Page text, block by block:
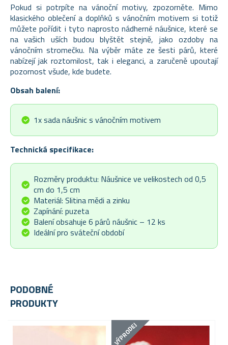
Pokud si potrpíte na vánoční motivy, zpozorněte. Mimo
klasického oblečení a doplňků s vánočním motivem si totiž
můžete pořídit i tyto naprosto nádherné náušnice, které se
na vašich uších budou blyštět stejně, jako ozdoby na
vánočním stromečku. Na výběr máte ze šesti párů, které
nabízejí jak roztomilost, tak i eleganci, a zaručeně upoutají
pozornost všude, kde budete.
Obsah balení:
1x sada náušnic s vánočním motivem
Technická specifikace:
Rozměry produktu: Náušnice ve velikostech od 0,5
cm do 1,5 cm
Materiál: Slitina mědi a zinku
Zapínání: puzeta
Balení obsahuje 6 párů náušnic – 12 ks
Ideální pro sváteční období
PODOBNÉ
PRODUKTY
VÝPRODEJ